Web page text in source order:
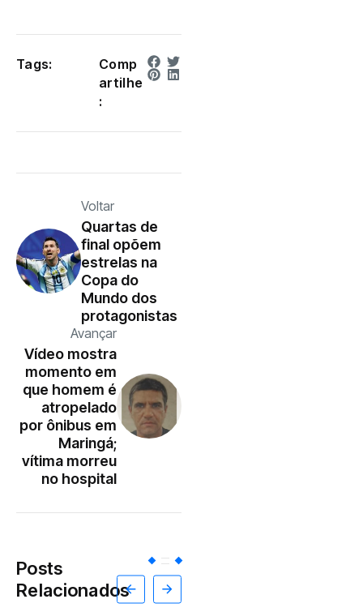
Tags:
Comp
artilhe
:
Voltar
Quartas de
final opõem
estrelas na
Copa do
Mundo dos
protagonistas
Avançar
Vídeo mostra
momento em
que homem é
atropelado
por ônibus em
Maringá;
vítima morreu
no hospital
Posts
Relacionados